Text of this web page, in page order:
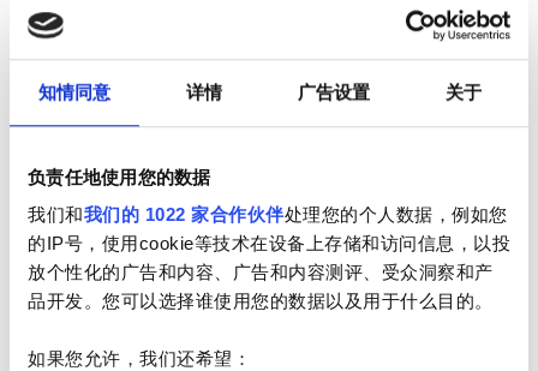
知情同意 详情 广告设置 关于
负责任地使用您的数据
我们和我们的 1022 家合作伙伴处理您的个人数据，例如您
的IP号，使用cookie等技术在设备上存储和访问信息，以投
放个性化的广告和内容、广告和内容测评、受众洞察和产
品开发。您可以选择谁使用您的数据以及用于什么目的。
如果您允许，我们还希望：
GHIC
小吃
免费WiFi
电视屏幕
免费接送
Diaverum Braga
布拉加, 葡萄牙
0.38 距离市中心公里数
优秀
1 评论
10
由EHIC承保 由GHIC承保
小吃 免费WiFi
每次治疗
透析HD €160.3
预订